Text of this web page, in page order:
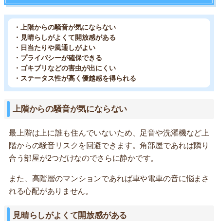
・上階からの騒音が気にならない
・見晴らしがよくて開放感がある
・日当たりや風通しがよい
・プライバシーが確保できる
・ゴキブリなどの害虫が出にくい
・ステータス性が高く優越感を得られる
上階からの騒音が気にならない
最上階は上に誰も住んでいないため、足音や洗濯機など上
階からの騒音リスクを回避できます。角部屋であれば隣り
合う部屋が2つだけなのでさらに静かです。
また、高階層のマンションであれば車や電車の音に悩まさ
れる心配がありません。
見晴らしがよくて開放感がある